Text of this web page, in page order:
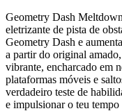
Geometry Dash
eletrizante de pista de
Geometry Dash e
a partir do original
vibrante, encharcado em
plataformas móveis e
verdadeiro teste de
e impulsionar o teu tempo